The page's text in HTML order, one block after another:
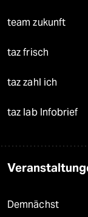
team zukunft
taz frisch
taz zahl ich
taz lab Infobrief
Demnächst